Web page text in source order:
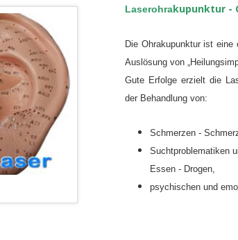
Laserohrakupunktur -
Die Ohrakupunktur ist
Auslösung von
Gute Erfolge erzielt die
der Behandlung von:
Schmerzen -
Suchtproblematiken
Essen - Drogen,
psychischen und